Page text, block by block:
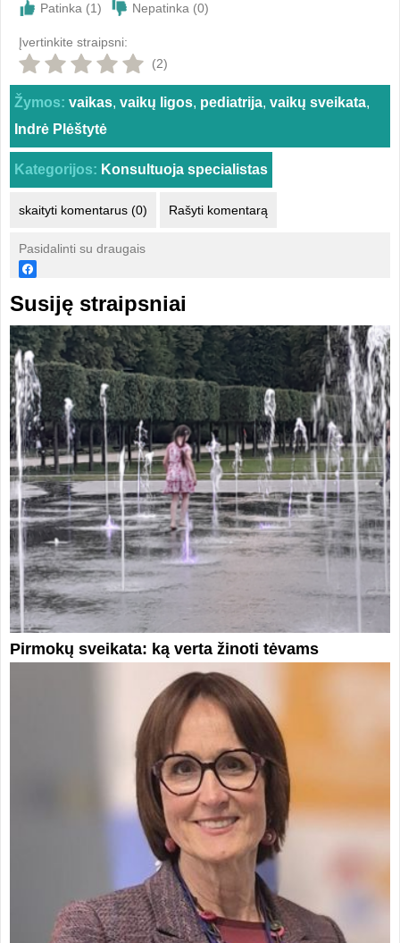
Patinka (1) Nepatinka (0)
Įvertinkite straipsni:
(2)
Žymos: vaikas, vaikų ligos, pediatrija, vaikų sveikata,
Indrė Plėštytė
Kategorijos: Konsultuoja specialistas
skaityti komentarus (0) Rašyti komentarą
Pasidalinti su draugais
Susiję straipsniai
Pirmokų sveikata: ką verta žinoti tėvams